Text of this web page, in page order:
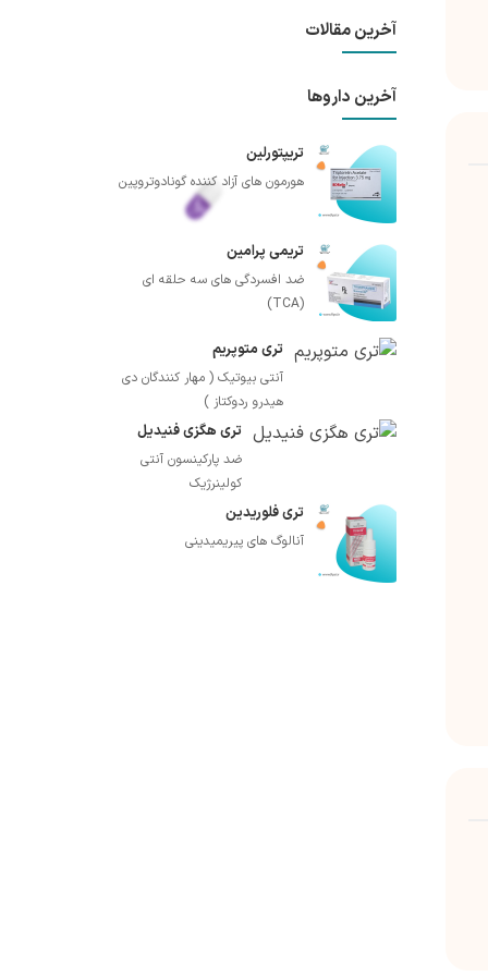
آخرین مقالات
آخرین داروها
تریپتورلین
هورمون های آزاد کننده گونادوتروپین
تریمی پرامین
ضد افسردگی های سه حلقه ای
(TCA)
تری متوپریم
آنتی بیوتیک ( مهار کنندگان دی
هیدرو ردوکتاز )
تری هگزی فنیدیل
ضد پارکینسون آنتی
کولینرژیک
تری فلوریدین
آنالوگ های پیریمیدینی